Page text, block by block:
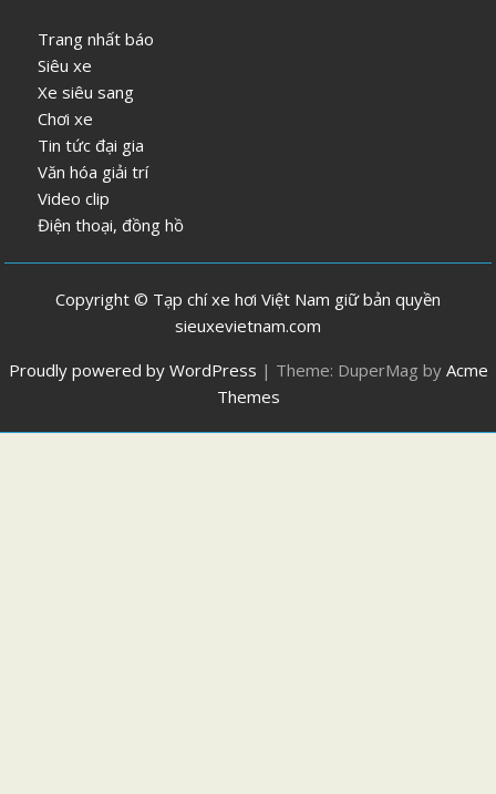
Trang nhất báo
Siêu xe
Xe siêu sang
Chơi xe
Tin tức đại gia
Văn hóa giải trí
Video clip
Điện thoại, đồng hồ
Copyright © Tạp chí xe hơi Việt Nam giữ bản quyền
sieuxevietnam.com
Proudly powered by WordPress | Theme: DuperMag by Acme
Themes